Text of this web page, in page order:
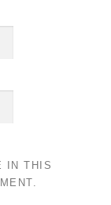
IN THIS